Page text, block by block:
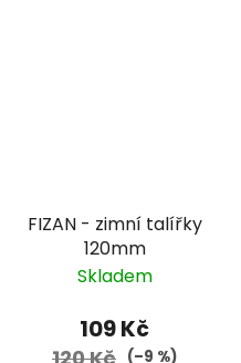
FIZAN - zimní talířky
120mm
Skladem
109 Kč
(–9 %)